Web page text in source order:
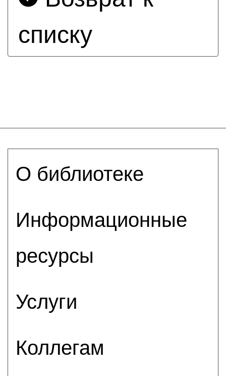
списку
О библиотеке
Информационные
ресурсы
Услуги
Коллегам